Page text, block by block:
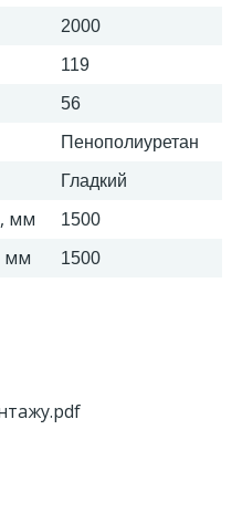
2000
119
56
Пенополиуретан
Гладкий
мм 1500
мм 1500